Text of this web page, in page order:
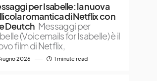
per Isabelle: la nuova
romantica di Netflix con
Deutch Messaggi per
(Voicemails for Isabelle) è il
film di Netflix,
2026 1 minute read